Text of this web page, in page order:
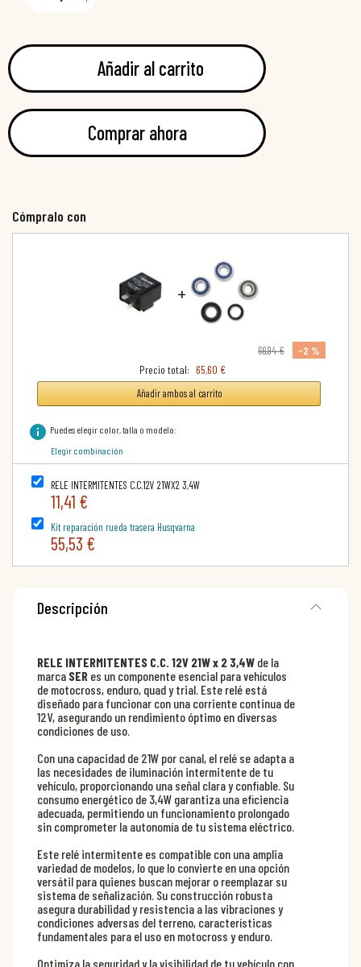
Añadir al carrito
Comprar ahora
Cómpralo con
+
66,94 €
-2 %
Precio total: 65,60 €
Añadir ambos al carrito
info Puedes elegir color, talla o modelo:
Elegir combinación
RELE INTERMITENTES C.C.12V 21WX2 3,4W
11,41 €
Kit reparación rueda trasera Husqvarna
55,53 €
Descripción
RELE INTERMITENTES C.C. 12V 21W x 2 3,4W de la
marca SER es un componente esencial para vehículos
de motocross, enduro, quad y trial. Este relé está
diseñado para funcionar con una corriente continua de
12V, asegurando un rendimiento óptimo en diversas
condiciones de uso.
Con una capacidad de 21W por canal, el relé se adapta a
las necesidades de iluminación intermitente de tu
vehículo, proporcionando una señal clara y confiable. Su
consumo energético de 3,4W garantiza una eficiencia
adecuada, permitiendo un funcionamiento prolongado
sin comprometer la autonomía de tu sistema eléctrico.
Este relé intermitente es compatible con una amplia
variedad de modelos, lo que lo convierte en una opción
versátil para quienes buscan mejorar o reemplazar su
sistema de señalización. Su construcción robusta
asegura durabilidad y resistencia a las vibraciones y
condiciones adversas del terreno, características
fundamentales para el uso en motocross y enduro.
Optimiza la seguridad y la visibilidad de tu vehículo con